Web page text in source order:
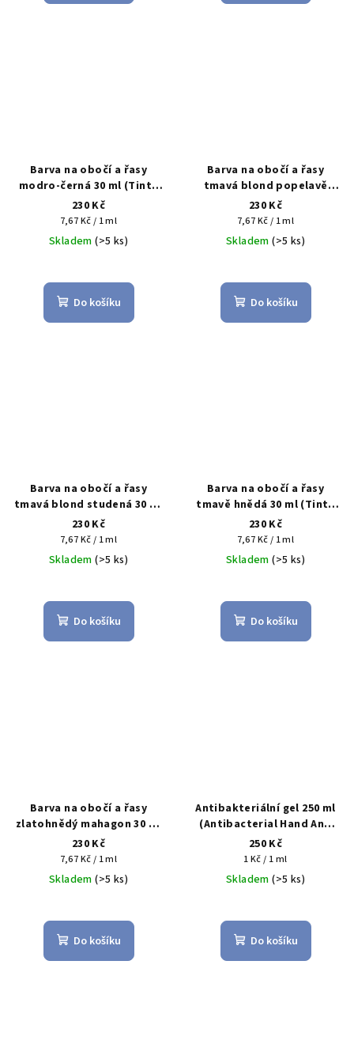
Barva na obočí a řasy
modro-černá 30 ml (Tinta
per ciglia e sopracciglia
nero blu)
230 Kč
Měrná
cena:
7,67 Kč / 1 ml
Skladem(>5 ks)
Do košíku
Barva na obočí a řasy
tmavá blond popelavě
hnědá teplá 30 ml (Tinta
per ciglia e sopracciglia
biondo scuro cenere
marrone)
230 Kč
Měrná
cena:
7,67 Kč / 1 ml
Skladem(>5 ks)
Do košíku
Barva na obočí a řasy
tmavá blond studená 30 ml
(Tinta per ciglia e
sopracciglia biondo scuro)
230 Kč
Měrná
cena:
7,67 Kč / 1 ml
Skladem(>5 ks)
Do košíku
Barva na obočí a řasy
tmavě hnědá 30 ml (Tinta
per ciglia e sopracciglia
castano scuro)
230 Kč
Měrná
cena:
7,67 Kč / 1 ml
Skladem(>5 ks)
Do košíku
Barva na obočí a řasy
zlatohnědý mahagon 30 ml
(Tinta per ciglia e
sopracciglia castano
dorato mogano)
230 Kč
Měrná
cena:
7,67 Kč / 1 ml
Skladem(>5 ks)
Do košíku
Antibakteriální gel 250 ml
(Antibacterial Hand And
Skin Sanitizer Gel)
250 Kč
Měrná
cena:
1 Kč / 1 ml
Skladem(>5 ks)
Do košíku